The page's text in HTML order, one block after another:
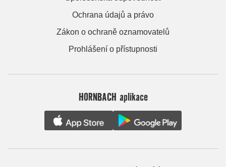
Ochrana údajů a právo
Zákon o ochraně oznamovatelů
Prohlášení o přístupnosti
HORNBACH aplikace